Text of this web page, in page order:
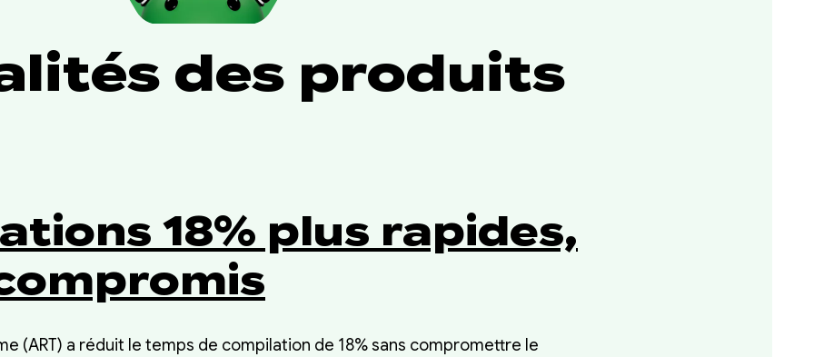
des produits
18% plus rapides,
(ART) a réduit le temps de compilation de 18% sans compromettre le